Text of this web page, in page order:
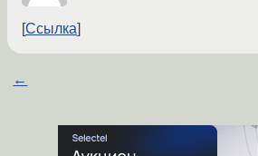
Ссылка
←